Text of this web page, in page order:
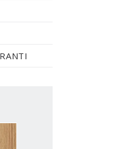
S OCH RAL-KULÖRER